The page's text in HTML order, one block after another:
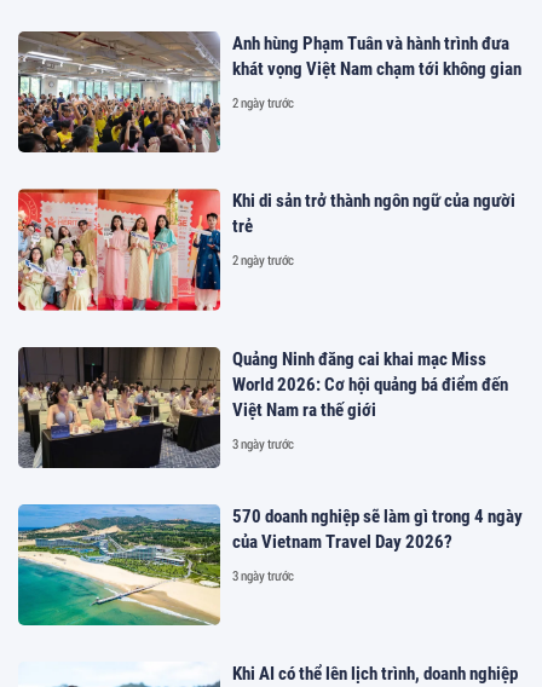
Anh hùng Phạm Tuân và hành trình đưa
khát vọng Việt Nam chạm tới không gian
2 ngày trước
Khi di sản trở thành ngôn ngữ của người
trẻ
2 ngày trước
Quảng Ninh đăng cai khai mạc Miss
World 2026: Cơ hội quảng bá điểm đến
Việt Nam ra thế giới
3 ngày trước
570 doanh nghiệp sẽ làm gì trong 4 ngày
của Vietnam Travel Day 2026?
3 ngày trước
Khi AI có thể lên lịch trình, doanh nghiệp